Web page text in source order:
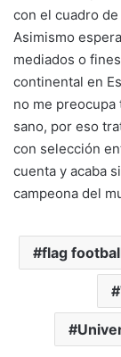
con el cuadro
Asimismo
mediados o
continental en
no me
sano, por eso
con selección
cuenta y acaba
campeona del
flag